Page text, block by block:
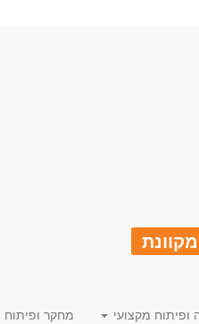
ופיתוח מקצועי מחקר ופיתוח